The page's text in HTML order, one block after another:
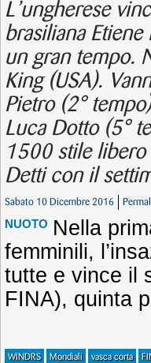
L’ungherese
brasiliana
un gran tempo.
King (USA).
Pietro (2°
Luca Dotto (5°
1500 stile
Detti con il
Sabato 10 Dicembre 2016
NUOTO Nella
femminili,
tutte e vince il
FINA), quinta
WINDRS Mondiali vasca corta